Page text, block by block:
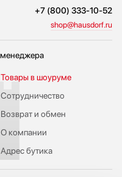
+7 (800) 333-10-52
shop@hausdorf.ru
Сотрудничество
Возврат и обмен
Товары в шоуруме
О компании
Адрес бутика